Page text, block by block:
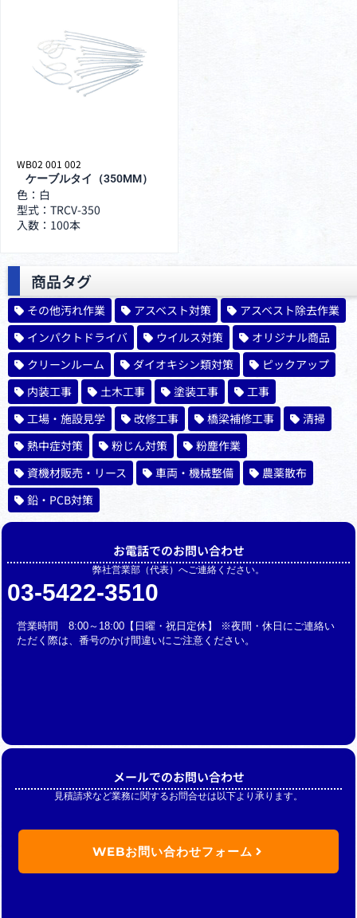
WB02 001 002
ケーブルタイ（350MM）
色：白
型式：TRCV-350
入数：100本
商品タグ
その他汚れ作業 アスベスト対策
アスベスト除去作業
インパクトドライバ
ウイルス対策
オリジナル商品
クリーンルーム
ダイオキシン類対策
ピックアップ
内装工事
土木工事 塗装工事
工事
工場・施設見学
改修工事 橋梁補修工事
清掃
熱中症対策
粉じん対策
粉塵作業
資機材販売・リース
車両・機械整備
農薬散布
鉛・PCB対策
お電話でのお問い合わせ
弊社営業部（代表）へご連絡ください。
03-5422-3510
営業時間 8:00～18:00【日曜・祝日定休】 ※夜間・休日にご連絡い
ただく際は、番号のかけ間違いにご注意ください。
メールでのお問い合わせ
見積請求など業務に関するお問合せは以下より承ります。
WEBお問い合わせフォーム